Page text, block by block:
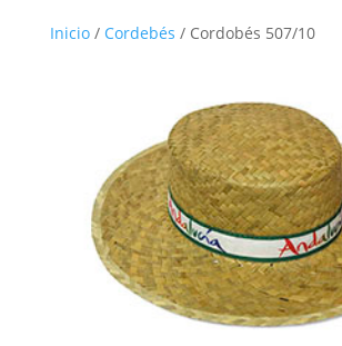
Inicio/ Cordebés / Cordobés 507/10